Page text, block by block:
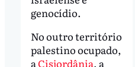
genocídio.
No outro território
palestino ocupado,
aCisjordânia, a